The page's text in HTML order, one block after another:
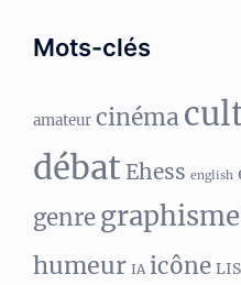
Mots-clés
amateur cinéma
débat Ehess english
genregraphisme
humeur IA icône LIS